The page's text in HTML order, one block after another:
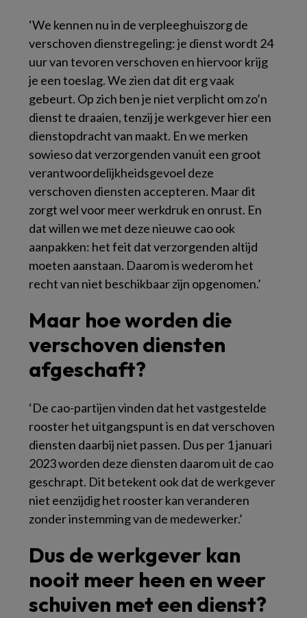
‘We kennen nu in de verpleeghuiszorg de
verschoven dienstregeling: je dienst wordt 24
uur van tevoren verschoven en hiervoor krijg
je een toeslag. We zien dat dit erg vaak
gebeurt. Op zich ben je niet verplicht om zo’n
dienst te draaien, tenzij je werkgever hier een
dienstopdracht van maakt. En we merken
sowieso dat verzorgenden vanuit een groot
verantwoordelijkheidsgevoel deze
verschoven diensten accepteren. Maar dit
zorgt wel voor meer werkdruk en onrust. En
dat willen we met deze nieuwe cao ook
aanpakken: het feit dat verzorgenden altijd
moeten aanstaan. Daarom is wederom het
recht van niet beschikbaar zijn opgenomen.’
Maar hoe worden die
verschoven diensten
afgeschaft?
‘De cao-partijen vinden dat het vastgestelde
rooster het uitgangspunt is en dat verschoven
diensten daarbij niet passen. Dus per 1 januari
2023 worden deze diensten daarom uit de cao
geschrapt. Dit betekent ook dat de werkgever
niet eenzijdig het rooster kan veranderen
zonder instemming van de medewerker.’
Dus de werkgever kan
nooit meer heen en weer
schuiven met een dienst?